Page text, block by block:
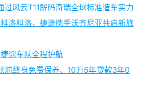
风云T11解码奇瑞全球标准造车实力
洛科洛，捷途携手沃齐尼亚共启新旅
途车队全程护航
航终身免费保养、10万5年贷款3年0